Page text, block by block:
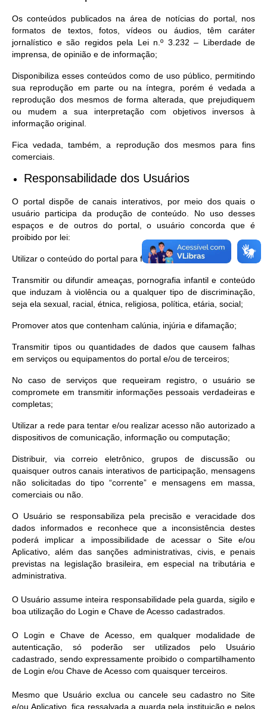
Os conteúdos publicados na área de notícias do portal, nos
formatos de textos, fotos, vídeos ou áudios, têm caráter
jornalístico e são regidos pela Lei n.º 3.232 – Liberdade de
imprensa, de opinião e de informação;
Disponibiliza esses conteúdos como de uso público, permitindo
sua reprodução em parte ou na íntegra, porém é vedada a
reprodução dos mesmos de forma alterada, que prejudiquem
ou mudem a sua interpretação com objetivos inversos à
informação original.
Fica vedada, também, a reprodução dos mesmos para fins
comerciais.
Responsabilidade dos Usuários
O portal dispõe de canais interativos, por meio dos quais o
usuário participa da produção de conteúdo. No uso desses
espaços e de outros do portal, o usuário concorda que é
proibido por lei:
Utilizar o conteúdo do portal para fins comerciais;
Transmitir ou difundir ameaças, pornografia infantil e conteúdo
que induzam à violência ou a qualquer tipo de discriminação,
seja ela sexual, racial, étnica, religiosa, política, etária, social;
Promover atos que contenham calúnia, injúria e difamação;
Transmitir tipos ou quantidades de dados que causem falhas
em serviços ou equipamentos do portal e/ou de terceiros;
No caso de serviços que requeiram registro, o usuário se
compromete em transmitir informações pessoais verdadeiras e
completas;
Utilizar a rede para tentar e/ou realizar acesso não autorizado a
dispositivos de comunicação, informação ou computação;
Distribuir, via correio eletrônico, grupos de discussão ou
quaisquer outros canais interativos de participação, mensagens
não solicitadas do tipo “corrente” e mensagens em massa,
comerciais ou não.
O Usuário se responsabiliza pela precisão e veracidade dos
dados informados e reconhece que a inconsistência destes
poderá implicar a impossibilidade de acessar o Site e/ou
Aplicativo, além das sanções administrativas, civis, e penais
previstas na legislação brasileira, em especial na tributária e
administrativa.
O Usuário assume inteira responsabilidade pela guarda, sigilo e
boa utilização do Login e Chave de Acesso cadastrados.
O Login e Chave de Acesso, em qualquer modalidade de
autenticação, só poderão ser utilizados pelo Usuário
cadastrado, sendo expressamente proibido o compartilhamento
de Login e/ou Chave de Acesso com quaisquer terceiros.
Mesmo que Usuário exclua ou cancele seu cadastro no Site
e/ou Aplicativo, fica ressalvada a guarda pela instituição e pelos